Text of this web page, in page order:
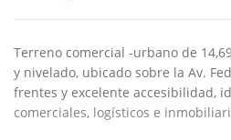
Terreno comercial -urbano de
y nivelado, ubicado sobre la Av.
frentes y excelente accesibilidad,
comerciales, logísticos e